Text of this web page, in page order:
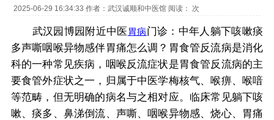
2025-06-29 16:34:33 作者：武汉诚顺和中医馆 阅读： 次
武汉园博园附近中医 胃病门诊：中年人躺下咳嗽痰
多声嘶咽喉异物感伴胃痛怎么调？胃食管反流病是消化
科的一种常见疾病，咽喉反流症状是胃食管反流病的主
要食管外症状之一，归属于中医学梅核气、喉痹、喉喑
等范畴，但无明确的病名与之相对应。临床常见躺下咳
嗽、痰多、鼻涕倒流、声嘶、咽喉异物感、烧心、胃痛